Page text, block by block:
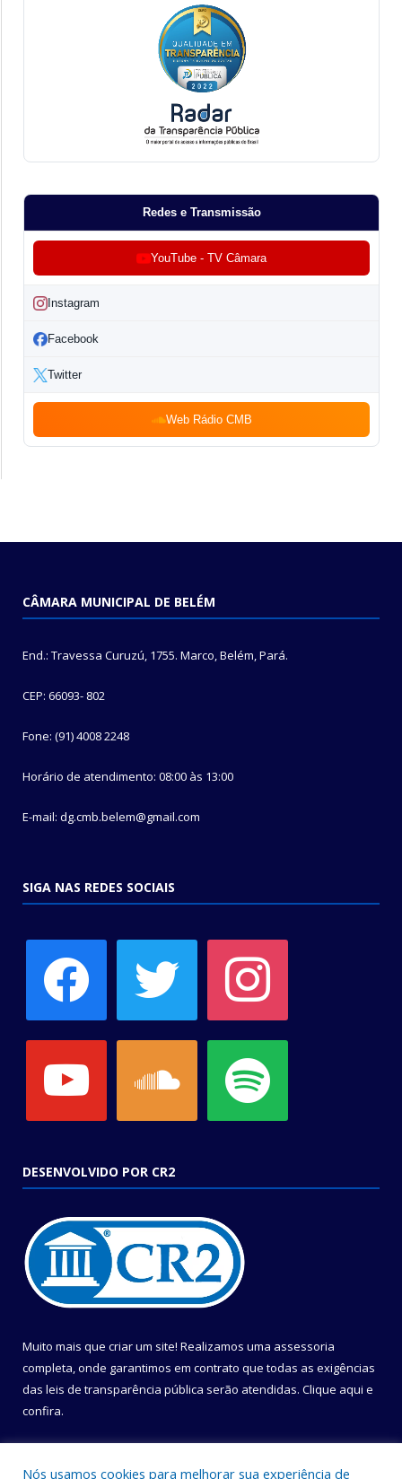
Redes e Transmissão
YouTube - TV Câmara
Instagram
Facebook
Twitter
Web Rádio CMB
CÂMARA MUNICIPAL DE BELÉM
End.: Travessa Curuzú, 1755. Marco, Belém, Pará.
CEP: 66093- 802
Fone: (91) 4008 2248
Horário de atendimento: 08:00 às 13:00
E-mail: dg.cmb.belem@gmail.com
SIGA NAS REDES SOCIAIS
DESENVOLVIDO POR CR2
Muito mais que criar um site! Realizamos uma assessoria
completa, onde garantimos em contrato que todas as exigências
das leis de transparência pública serão atendidas. Clique aqui e
confira.
Nós usamos cookies para melhorar sua experiência de